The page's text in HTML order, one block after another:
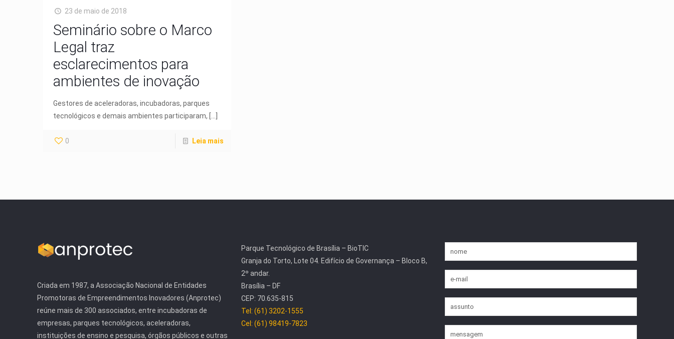
23 de maio de 2018
Seminário sobre o Marco
Legal traz
esclarecimentos para
ambientes de inovação
Gestores de aceleradoras, incubadoras, parques
tecnológicos e demais ambientes participaram, […]
0 Leia mais
Criada em 1987, a Associação Nacional de Entidades
Promotoras de Empreendimentos Inovadores (Anprotec)
reúne mais de 300 associados, entre incubadoras de
empresas, parques tecnológicos, aceleradoras,
instituições de ensino e pesquisa, órgãos públicos e outras
Parque Tecnológico de Brasília – BioTIC
Granja do Torto, Lote 04. Edifício de Governança – Bloco B,
2º andar.
Brasília – DF
CEP: 70.635-815
Tel: (61) 3202-1555
Cel: (61) 98419-7823